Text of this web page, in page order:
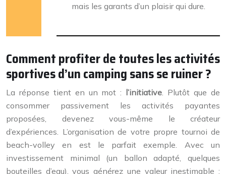
mais les garants d’un plaisir qui dure.
Comment profiter de toutes les activités
sportives d’un camping sans se ruiner ?
La réponse tient en un mot : l’initiative . Plutôt que de
consommer passivement les activités payantes
proposées, devenez vous-même le créateur
d’expériences. L’organisation de votre propre tournoi de
beach-volley en est le parfait exemple. Avec un
investissement minimal (un ballon adapté, quelques
bouteilles d’eau), vous générez une valeur inestimable :